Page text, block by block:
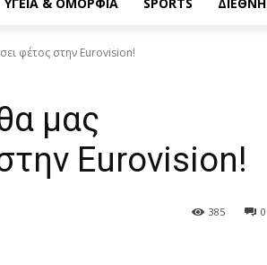
φέτος στην Eurovision!
μας
Eurovision!
0
385